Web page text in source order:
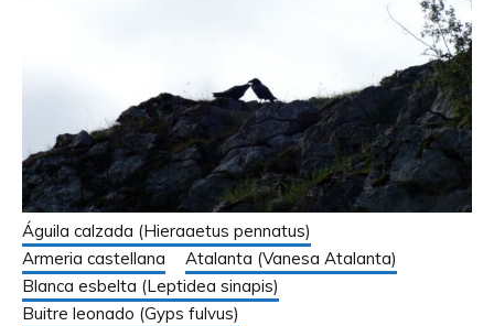
Águila calzada (Hieraaetus pennatus)
Armeria castellana
Atalanta (Vanesa Atalanta)
Blanca esbelta (Leptidea sinapis)
Buitre leonado (Gyps fulvus)